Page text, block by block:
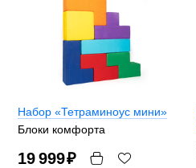
Набор «Тетраминоус мини»
Блоки комфорта
19 999₽